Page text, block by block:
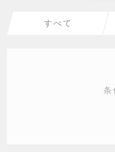
すべて
条